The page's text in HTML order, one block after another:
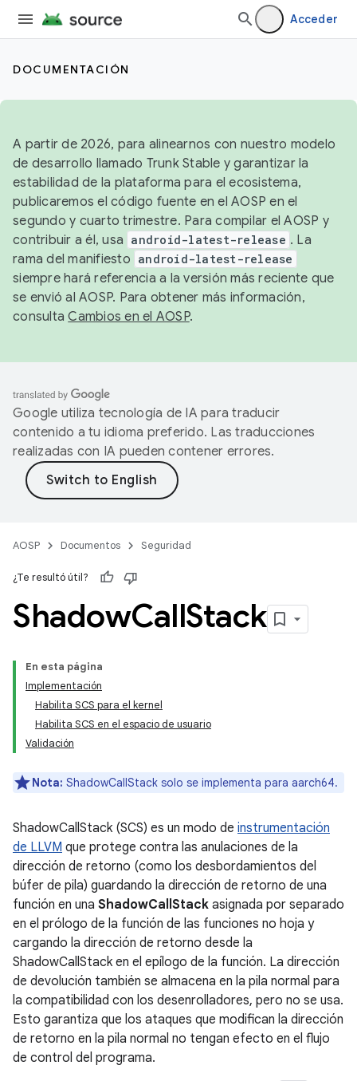
Acceder
DOCUMENTACIÓN
A partir de 2026, para alinearnos con nuestro modelo
de desarrollo llamado Trunk Stable y garantizar la
estabilidad de la plataforma para el ecosistema,
publicaremos el código fuente en el AOSP en el
segundo y cuarto trimestre. Para compilar el AOSP y
contribuir a él, usa android-latest-release . La
rama del manifiesto android-latest-release
siempre hará referencia a la versión más reciente que
se envió al AOSP. Para obtener más información,
consultaCambios en el AOSP.
Google utiliza tecnología de IA para traducir
contenido a tu idioma preferido. Las traducciones
realizadas con IA pueden contener errores.
AOSP Documentos Seguridad
¿Te resultó útil?
ShadowCallStack
En esta página
Implementación
Habilita SCS para el kernel
Habilita SCS en el espacio de usuario
Validación
Nota: ShadowCallStack solo se implementa para aarch64.
ShadowCallStack (SCS) es un modo de instrumentación
de LLVM que protege contra las anulaciones de la
dirección de retorno (como los desbordamientos del
búfer de pila) guardando la dirección de retorno de una
función en una ShadowCallStack asignada por separado
en el prólogo de la función de las funciones no hoja y
cargando la dirección de retorno desde la
ShadowCallStack en el epílogo de la función. La dirección
de devolución también se almacena en la pila normal para
la compatibilidad con los desenrolladores, pero no se usa.
Esto garantiza que los ataques que modifican la dirección
de retorno en la pila normal no tengan efecto en el flujo
de control del programa.